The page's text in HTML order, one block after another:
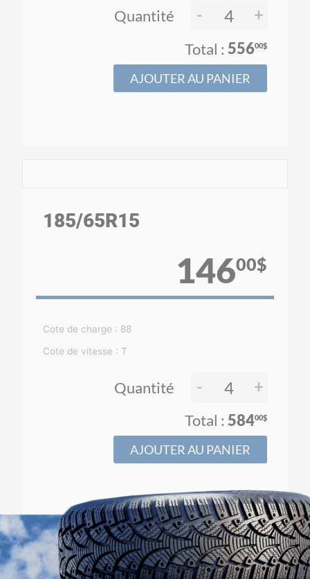
Quantité - +
55600$
AJOUTER AU PANIER
185/65R15
14600$
Cote de charge : 88
Cote de vitesse : T
Quantité - +
58400$
AJOUTER AU PANIER